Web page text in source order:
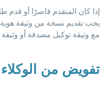
إذا كان المتقدم قاصرًا أو قدم
يجب تقديم نسخة من وثيقة هوية
مع وثيقة توكيل مصدقة أو وثيقة
تفويض من الوكلاء